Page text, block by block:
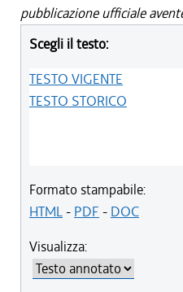
pubblicazione ufficiale
Scegli il testo:
TESTO VIGENTE
TESTO STORICO
Formato stampabile:
HTML- PDF - DOC
Visualizza: